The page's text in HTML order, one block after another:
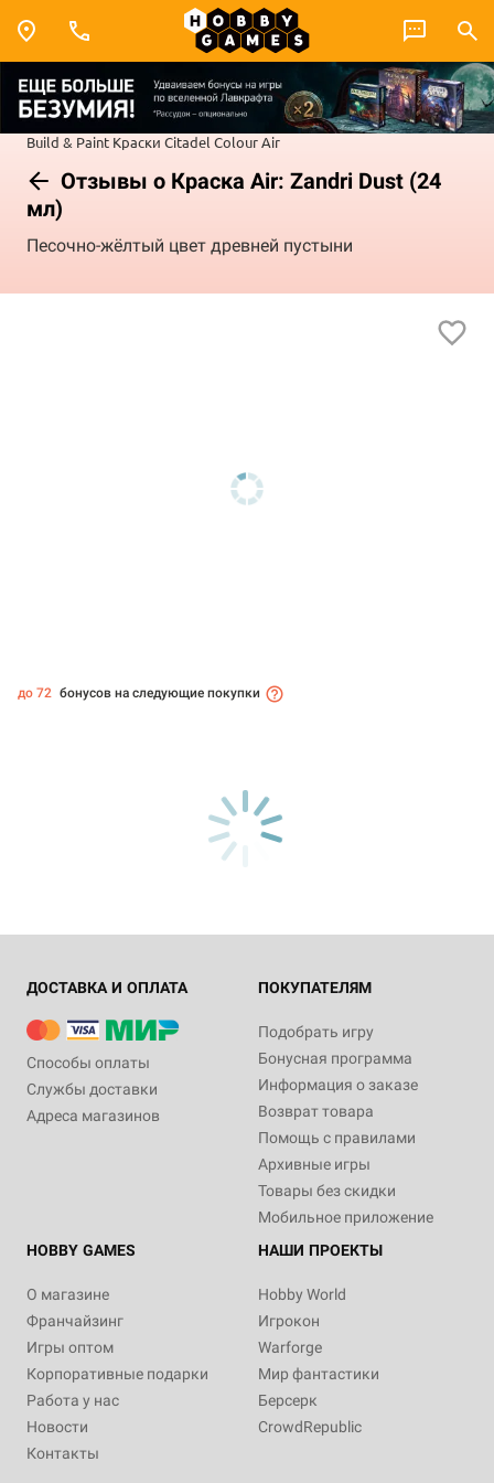
Build & Paint Краски Citadel ColourAir
Отзывы о Краска Air: Zandri Dust (24
мл)
Песочно-жёлтый цвет древней пустыни
до 72 бонусов на следующие покупки
ДОСТАВКА И ОПЛАТА
Способы оплаты
Службы доставки
Адреса магазинов
ПОКУПАТЕЛЯМ
Подобрать игру
Бонусная программа
Информация о заказе
Возврат товара
Помощь с правилами
Архивные игры
Товары без скидки
Мобильное приложение
HOBBY GAMES
О магазине
Франчайзинг
Игры оптом
Корпоративные подарки
Работа у нас
Новости
Контакты
НАШИ ПРОЕКТЫ
Hobby World
Игрокон
Warforge
Мир фантастики
Берсерк
CrowdRepublic